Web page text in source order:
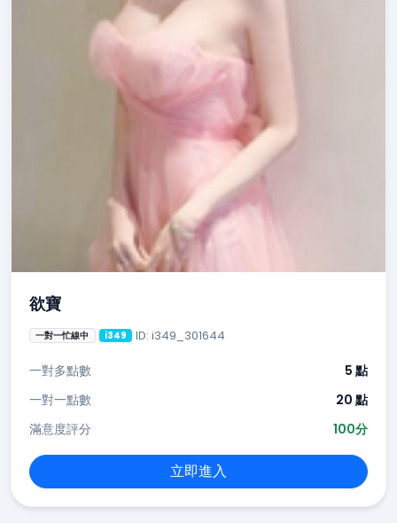
欲寶
一對一忙線中 i349 ID: i349_301644
一對多點數
5 點
一對一點數
20 點
滿意度評分
100分
立即進入